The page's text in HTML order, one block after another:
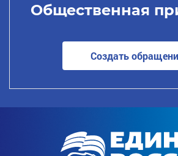
Общественная
Создать